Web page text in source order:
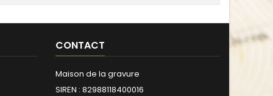
CONTACT
Maison de la gravure
SIREN : 82988118400016